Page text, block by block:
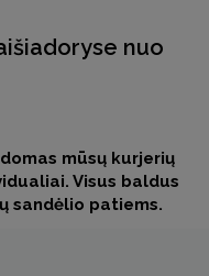
nuo
mūsų kurjerių
Visus baldus
sandėlio patiems.